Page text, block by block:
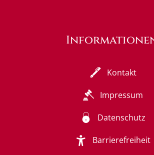
Kontakt
Impressum
Datenschutz
Barrierefreiheit